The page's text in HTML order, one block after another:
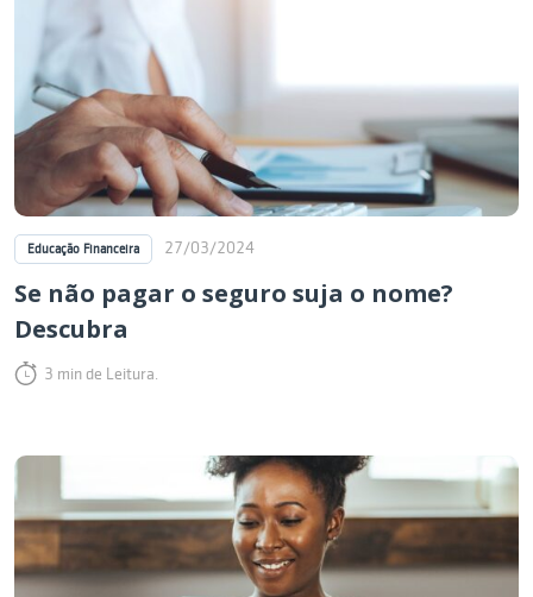
Educação Financeira 27/03/2024
Se não pagar o seguro suja o nome?
Descubra
3 min de Leitura.